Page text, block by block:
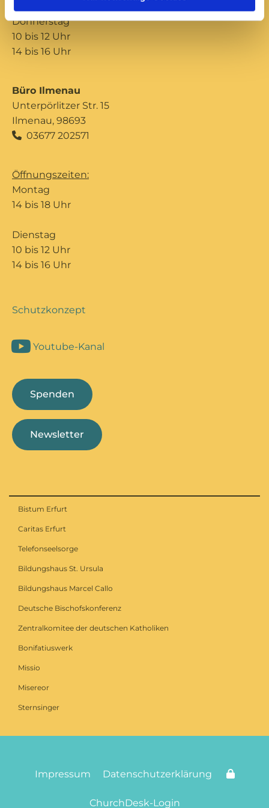
Donnerstag
10 bis 12 Uhr
14 bis 16 Uhr
Büro Ilmenau
Unterpörlitzer Str. 15
Ilmenau, 98693
 03677 202571
Öffnungszeiten:
Montag
14 bis 18 Uhr
Dienstag
10 bis 12 Uhr
14 bis 16 Uhr
Schutzkonzept
Youtube-Kanal
Spenden
Newsletter
Bistum Erfurt
Caritas Erfurt
Telefonseelsorge
Bildungshaus St. Ursula
Bildungshaus Marcel Callo
Deutsche Bischofskonferenz
Zentralkomitee der deutschen Katholiken
Bonifatiuswerk
Missio
Misereor
Sternsinger
Impressum Datenschutzerklärung
ChurchDesk-Login